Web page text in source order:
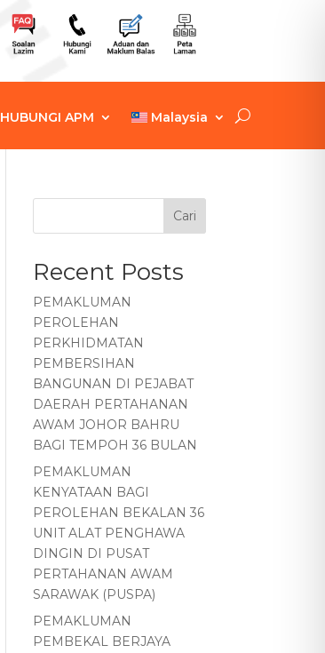
HUBUNGI APM Malaysia
Cari
Recent Posts
PEMAKLUMAN
PEROLEHAN
PERKHIDMATAN
PEMBERSIHAN
BANGUNAN DI PEJABAT
DAERAH PERTAHANAN
AWAM JOHOR BAHRU
BAGI TEMPOH 36 BULAN
PEMAKLUMAN
KENYATAAN BAGI
PEROLEHAN BEKALAN 36
UNIT ALAT PENGHAWA
DINGIN DI PUSAT
PERTAHANAN AWAM
SARAWAK (PUSPA)
PEMAKLUMAN
PEMBEKAL BERJAYA